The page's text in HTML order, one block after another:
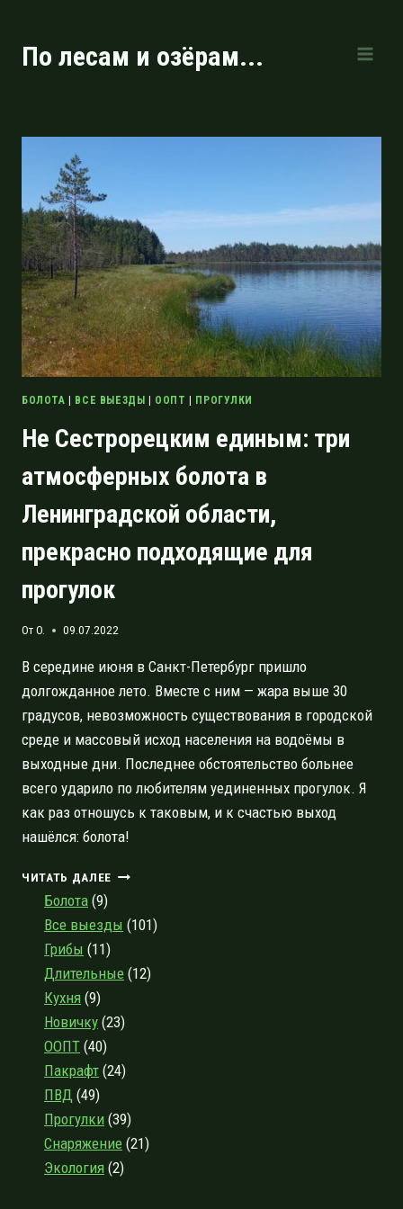
содержимому
По лесам и озёрам...
БОЛОТА | ВСЕ ВЫЕЗДЫ | ООПТ | ПРОГУЛКИ
Не Сестрорецким единым: три
атмосферных болота в
Ленинградской области,
прекрасно подходящие для
прогулок
ОтO. 09.07.2022
В середине июня в Санкт-Петербург пришло
долгожданное лето. Вместе с ним — жара выше 30
градусов, невозможность существования в городской
среде и массовый исход населения на водоёмы в
выходные дни. Последнее обстоятельство больнее
всего ударило по любителям уединенных прогулок. Я
как раз отношусь к таковым, и к счастью выход
нашёлся: болота!
ЧИТАТЬ ДАЛЕЕ
ТРИ
БОЛОТА
ОБЛАСТИ,
ПОДХОДЯЩИЕ
ДЛЯ
Болота (9)
Все выезды (101)
Грибы (11)
Длительные (12)
Кухня (9)
Новичку (23)
ООПТ (40)
Пакрафт (24)
ПВД (49)
Прогулки (39)
Снаряжение (21)
Экология (2)